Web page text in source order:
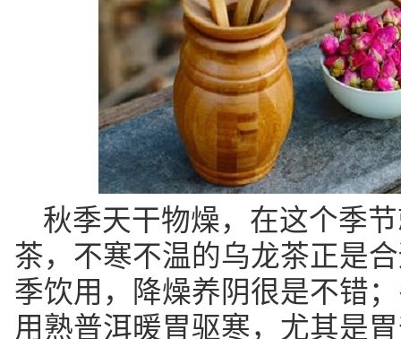
秋季天干物燥，在这个季
茶，不寒不温的乌龙茶正是
季饮用，降燥养阴很是不错
用熟普洱暖胃驱寒，尤其是